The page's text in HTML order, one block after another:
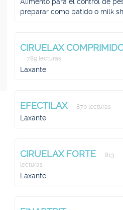
preparar como batido o milk
CIRUELAX
789 lecturas
Laxante
EFECTILAX 870 lecturas
Laxante
CIRUELAX FORTE
813
lecturas
Laxante